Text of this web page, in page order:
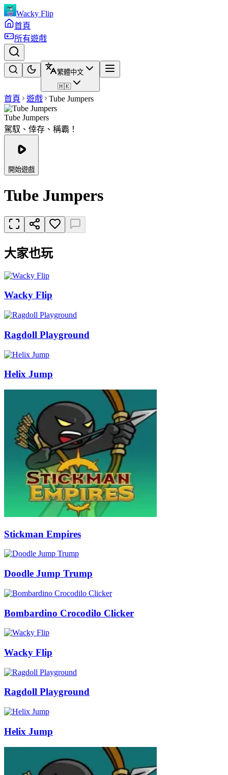
Wacky Flip
首頁
所有遊戲
繁體中文
🇭🇰
首頁 遊戲 Tube Jumpers
Tube Jumpers
駕馭、倖存、稱霸！
開始遊戲
Tube Jumpers
大家也玩
Wacky Flip
Ragdoll Playground
Helix Jump
Stickman Empires
Doodle Jump Trump
Bombardino Crocodilo Clicker
Wacky Flip
Ragdoll Playground
Helix Jump